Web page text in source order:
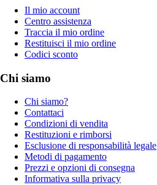
Il mio account
Centro assistenza
Traccia il mio ordine
Restituisci il mio ordine
Codici sconto
Chi siamo
Chi siamo?
Contattaci
Condizioni di vendita
Restituzioni e rimborsi
Esclusione di responsabilità legale
Metodi di pagamento
Prezzi e opzioni di consegna
Informativa sulla privacy